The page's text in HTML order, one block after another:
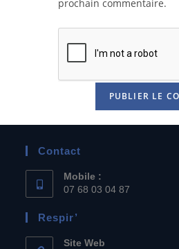
prochain commentaire.
Contact
Mobile :
07 68 03 04 87
Respir’
Site Web